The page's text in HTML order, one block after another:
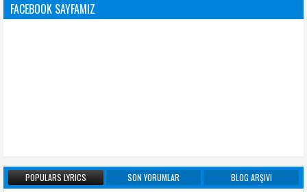
FACEBOOK SAYFAMIZ
POPULARS LYRICS SON YORUMLAR BLOG ARŞIVI